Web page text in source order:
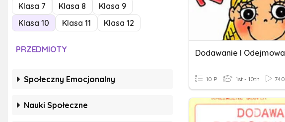
Klasa 7
Klasa 8
Klasa 9
Klasa 10
Klasa 11 Klasa 12
PRZEDMIOTY
Społeczny Emocjonalny
Nauki Społeczne
10 P 1st - 10th 740